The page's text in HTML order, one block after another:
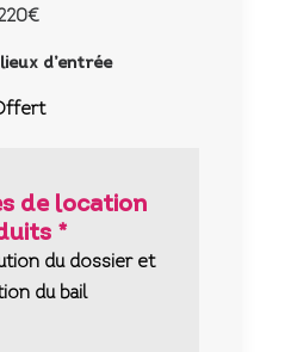
d’entrée
de location
*
du dossier et
du bail